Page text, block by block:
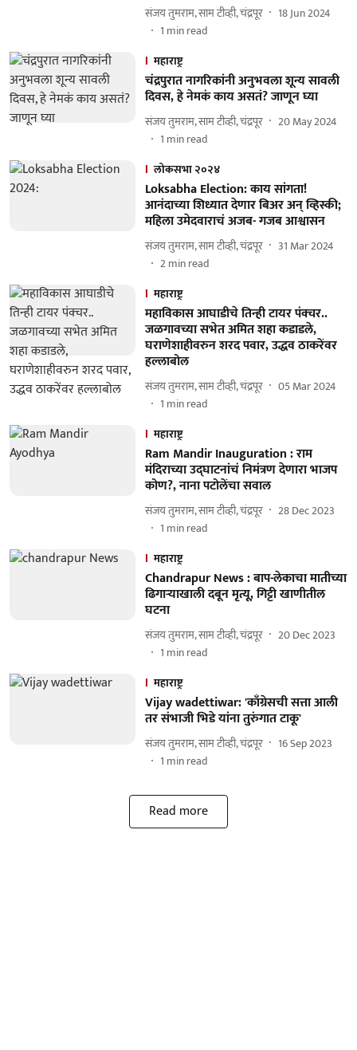
संजय तुमराम, साम टीव्ही, चंद्रपूर
18 Jun 2024
1 min read
महाराष्ट्र
चंद्रपुरात नागरिकांनी अनुभवला शून्य सावली
दिवस, हे नेमकं काय असतं? जाणून घ्या
संजय तुमराम, साम टीव्ही, चंद्रपूर
20 May 2024
1 min read
लोकसभा २०२४
Loksabha Election: काय सांगता!
आनंदाच्या शिध्यात देणार बिअर अन् व्हिस्की;
महिला उमेदवाराचं अजब- गजब आश्वासन
संजय तुमराम, साम टीव्ही, चंद्रपूर
31 Mar 2024
2min read
महाराष्ट्र
महाविकास आघाडीचे तिन्ही टायर पंक्चर..
जळगावच्या सभेत अमित शहा कडाडले,
घराणेशाहीवरुन शरद पवार, उद्धव ठाकरेंवर
हल्लाबोल
संजय तुमराम, साम टीव्ही, चंद्रपूर
05 Mar 2024
1 min read
महाराष्ट्र
Ram Mandir Inauguration : राम
मंदिराच्या उद्घाटनांचं निमंत्रण देणारा भाजप
कोण?, नाना पटोलेंचा सवाल
संजय तुमराम, साम टीव्ही, चंद्रपूर
28 Dec 2023
1 min read
महाराष्ट्र
Chandrapur News : बाप-लेकाचा मातीच्या
ढिगाऱ्याखाली दबून मृत्यू, गिट्टी खाणीतील
घटना
संजय तुमराम, साम टीव्ही, चंद्रपूर
20 Dec 2023
1 min read
महाराष्ट्र
Vijay wadettiwar: 'काँग्रेसची सत्ता आली
तर संभाजी भिडे यांना तुरुंगात टाकू'
संजय तुमराम, साम टीव्ही, चंद्रपूर
16 Sep 2023
1 min read
Read more